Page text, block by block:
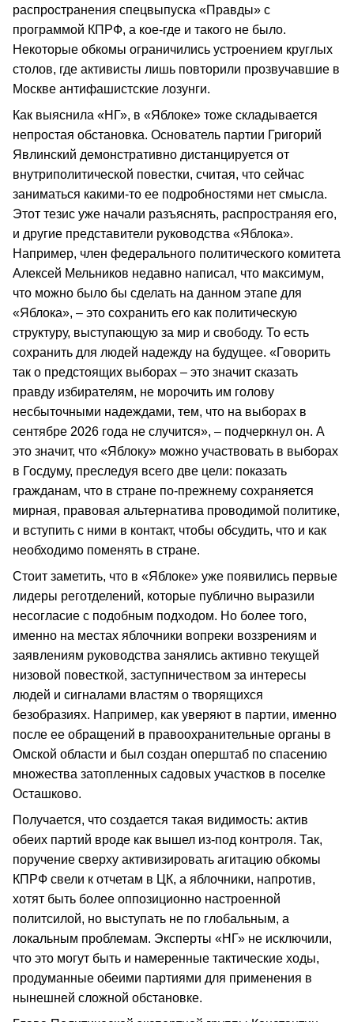
распространения спецвыпуска «Правды» с
программой КПРФ, а кое-где и такого не было.
Некоторые обкомы ограничились устроением круглых
столов, где активисты лишь повторили прозвучавшие в
Москве антифашистские лозунги.
Как выяснила «НГ», в «Яблоке» тоже складывается
непростая обстановка. Основатель партии Григорий
Явлинский демонстративно дистанцируется от
внутриполитической повестки, считая, что сейчас
заниматься какими-то ее подробностями нет смысла.
Этот тезис уже начали разъяснять, распространяя его,
и другие представители руководства «Яблока».
Например, член федерального политического комитета
Алексей Мельников недавно написал, что максимум,
что можно было бы сделать на данном этапе для
«Яблока», – это сохранить его как политическую
структуру, выступающую за мир и свободу. То есть
сохранить для людей надежду на будущее. «Говорить
так о предстоящих выборах – это значит сказать
правду избирателям, не морочить им голову
несбыточными надеждами, тем, что на выборах в
сентябре 2026 года не случится», – подчеркнул он. А
это значит, что «Яблоку» можно участвовать в выборах
в Госдуму, преследуя всего две цели: показать
гражданам, что в стране по-прежнему сохраняется
мирная, правовая альтернатива проводимой политике,
и вступить с ними в контакт, чтобы обсудить, что и как
необходимо поменять в стране.
Стоит заметить, что в «Яблоке» уже появились первые
лидеры реготделений, которые публично выразили
несогласие с подобным подходом. Но более того,
именно на местах яблочники вопреки воззрениям и
заявлениям руководства занялись активно текущей
низовой повесткой, заступничеством за интересы
людей и сигналами властям о творящихся
безобразиях. Например, как уверяют в партии, именно
после ее обращений в правоохранительные органы в
Омской области и был создан оперштаб по спасению
множества затопленных садовых участков в поселке
Осташково.
Получается, что создается такая видимость: актив
обеих партий вроде как вышел из-под контроля. Так,
поручение сверху активизировать агитацию обкомы
КПРФ свели к отчетам в ЦК, а яблочники, напротив,
хотят быть более оппозиционно настроенной
политсилой, но выступать не по глобальным, а
локальным проблемам. Эксперты «НГ» не исключили,
что это могут быть и намеренные тактические ходы,
продуманные обеими партиями для применения в
нынешней сложной обстановке.